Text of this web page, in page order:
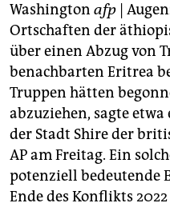
shop
fragen & hilfe
unterstützen
abo
genossenschaft
epaper login
Washington afp |
Ortschaften der
über einen Abzug von
benachbarten Eritrea
Truppen hätten
abzuziehen, sagte
der Stadt Shire der
AP am Freitag. Ein
potenziell bedeutende
Ende des Konflikts